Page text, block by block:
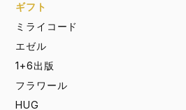
ギフト
ミライコード
エゼル
1+6出版
フラワール
HUG